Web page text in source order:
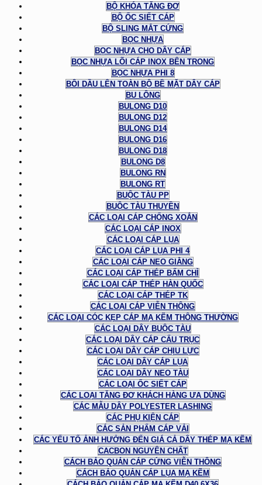
BỘ KHÓA TĂNG ĐƠ
BỘ ỐC SIẾT CÁP
BỘ SLING MẮT CỨNG
BỌC NHỰA
BỌC NHỰA CHO DÂY CÁP
BỌC NHỰA LÕI CÁP INOX BÊN TRONG
BỌC NHỰA PHI 8
BÔI DẦU LÊN TOÀN BỘ BỀ MẶT DÂY CÁP
BU LÔNG
BULONG D10
BULONG D12
BULONG D14
BULONG D16
BULONG D18
BULONG D8
BULONG RN
BULONG RT
BUỘC TÀU PP
BUỘC TÀU THUYỀN
CÁC LOẠI CÁP CHỐNG XOẮN
CÁC LOẠI CÁP INOX
CÁC LOẠI CÁP LỤA
CÁC LOẠI CÁP LỤA PHI 4
CÁC LOẠI CÁP NEO GIẰNG
CÁC LOẠI CÁP THÉP BẤM CHÌ
CÁC LOẠI CÁP THÉP HÀN QUỐC
CÁC LOẠI CÁP THÉP TK
CÁC LOẠI CÁP VIỄN THÔNG
CÁC LOẠI CÓC KẸP CÁP MẠ KẼM THÔNG THƯỜNG
CÁC LOẠI DÂY BUỘC TÀU
CÁC LOẠI DÂY CÁP CẨU TRỤC
CÁC LOẠI DÂY CÁP CHỊU LỰC
CÁC LOẠI DÂY CÁP LỤA
CÁC LOẠI DÂY NEO TÀU
CÁC LOẠI ỐC SIẾT CÁP
CÁC LOẠI TĂNG ĐƠ KHÁCH HÀNG ƯA DÙNG
CÁC MẪU DÂY POLYESTER LASHING
CÁC PHỤ KIỆN CÁP
CÁC SẢN PHẨM CÁP VẢI
CÁC YẾU TỐ ẢNH HƯỞNG ĐẾN GIÁ CẢ DÂY THÉP MẠ KẼM
CACBON NGUYÊN CHẤT
CÁCH BẢO QUẢN CÁP CỨNG VIỄN THÔNG
CÁCH BẢO QUẢN CÁP LỤA MẠ KẼM